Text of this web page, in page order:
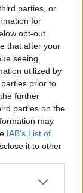
parties, or
for
opt-out
that after your
seeing
utilized by
prior to
further
parties on the
may
IAB’s List of
it to other
είναι
τον ξέρω
μου έχει
πρώην
δει